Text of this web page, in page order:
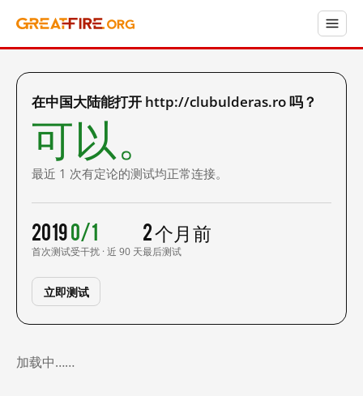
在中国大陆能打开 http://clubulderas.ro 吗？
可以。
最近 1 次有定论的测试均正常连接。
2019
首次测试
0/1
受干扰 · 近 90 天
2 个月前
最后测试
立即测试
加载中……